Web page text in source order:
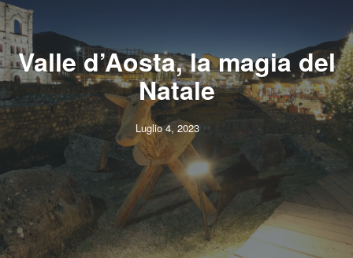
Valle d’Aosta, la magia del
Natale
Luglio 4, 2023